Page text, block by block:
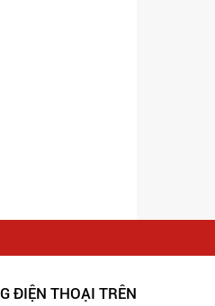
ĐIỆN THOẠI TRÊN